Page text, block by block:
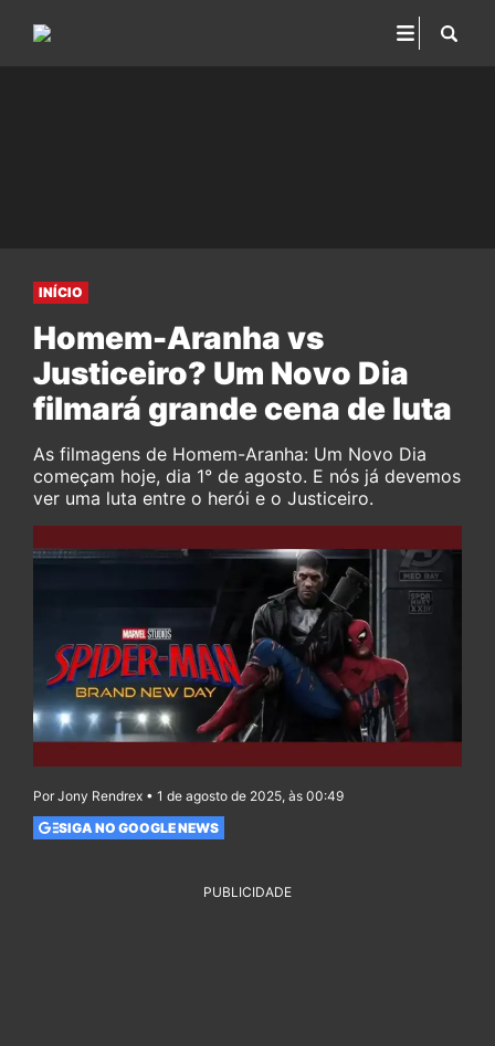
INÍCIO
Homem-Aranha vs
Justiceiro? Um Novo Dia
filmará grande cena de luta
As filmagens de Homem-Aranha: Um Novo Dia
começam hoje, dia 1° de agosto. E nós já devemos
ver uma luta entre o herói e o Justiceiro.
Por Jony Rendrex • 1 de agosto de 2025, às 00:49
SIGA NO GOOGLE NEWS
PUBLICIDADE